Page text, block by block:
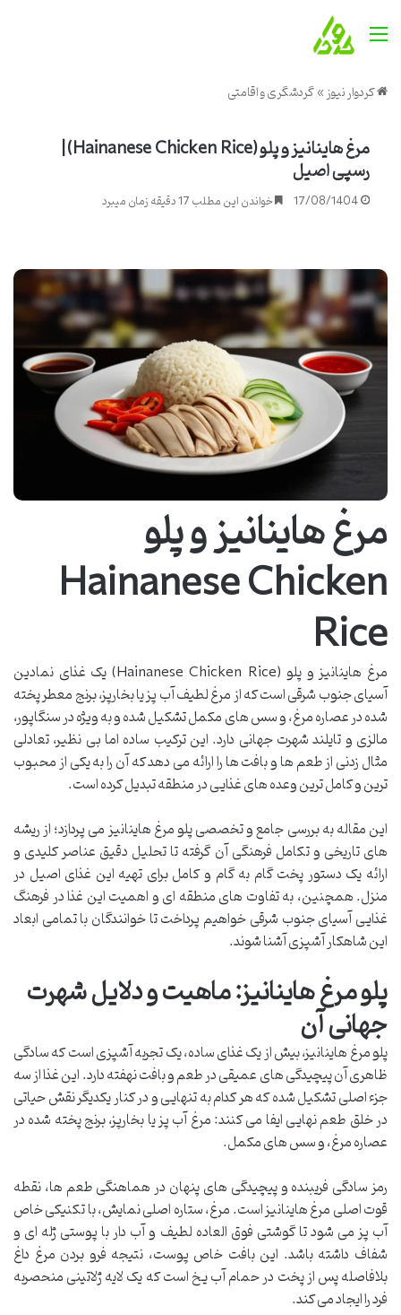
منو
کردوار نیوز»گردشگری و اقامتی
مرغ هاینانیز و پلو (Hainanese Chicken Rice) |
رسپی اصیل
17/08/1404 خواندن این مطلب 17 دقیقه زمان میبرد
مرغ هاینانیز و پلو
Hainanese Chicken
Rice مرغ هاینانیز و پلو (Hainanese Chicken Rice) یک غذای نمادین
آسیای جنوب شرقی است که از مرغ لطیف آب پز یا بخارپز، برنج معطر پخته
شده در عصاره مرغ، و سس های مکمل تشکیل شده و به ویژه در سنگاپور،
مالزی و تایلند شهرت جهانی دارد. این ترکیب ساده اما بی نظیر، تعادلی
مثال زدنی از طعم ها و بافت ها را ارائه می دهد که آن را به یکی از محبوب
ترین و کامل ترین وعده های غذایی در منطقه تبدیل کرده است.
این مقاله به بررسی جامع و تخصصی پلو مرغ هاینانیز می پردازد؛ از ریشه
های تاریخی و تکامل فرهنگی آن گرفته تا تحلیل دقیق عناصر کلیدی و
ارائه یک دستور پخت گام به گام و کامل برای تهیه این غذای اصیل در
منزل. همچنین، به تفاوت های منطقه ای و اهمیت این غذا در فرهنگ
غذایی آسیای جنوب شرقی خواهیم پرداخت تا خوانندگان با تمامی ابعاد
این شاهکار آشپزی آشنا شوند.
پلو مرغ هاینانیز: ماهیت و دلایل شهرت
جهانی آن
پلو مرغ هاینانیز، بیش از یک غذای ساده، یک تجربه آشپزی است که سادگی
ظاهری آن پیچیدگی های عمیقی در طعم و بافت نهفته دارد. این غذا از سه
جزء اصلی تشکیل شده که هر کدام به تنهایی و در کنار یکدیگر نقش حیاتی
در خلق طعم نهایی ایفا می کنند: مرغ آب پز یا بخارپز، برنج پخته شده در
عصاره مرغ، و سس های مکمل.
رمز سادگی فریبنده و پیچیدگی های پنهان در هماهنگی طعم ها، نقطه
قوت اصلی مرغ هاینانیز است. مرغ، ستاره اصلی نمایش، با تکنیکی خاص
آب پز می شود تا گوشتی فوق العاده لطیف و آب دار با پوستی ژله ای و
شفاف داشته باشد. این بافت خاص پوست، نتیجه فرو بردن مرغ داغ
بلافاصله پس از پخت در حمام آب یخ است که یک لایه ژلاتینی منحصربه
فرد را ایجاد می کند.